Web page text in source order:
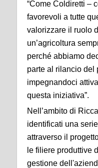
“Come Coldiretti –
favorevoli a tutte
valorizzare il ruolo
un’agricoltura
perché abbiamo
parte al rilancio del
impegnandoci
questa iniziativa”.
Nell’ambito di
identificati una
attraverso il
le filiere produttive
gestione